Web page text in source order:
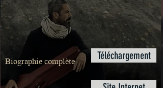
Biographie complète Téléchargement